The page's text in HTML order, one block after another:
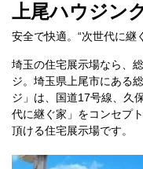
上尾ハウジン
安全で快適。“次世代に継
埼玉の住宅展示場なら、
ジ。埼玉県上尾市にある
ジ」は、国道17号線、久
代に継ぐ家」をコンセプ
頂ける住宅展示場です。